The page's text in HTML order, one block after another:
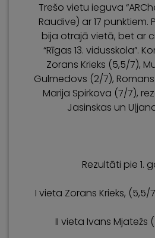
Trešo vietu ieguva
Raudive) ar 17 punktiem.
bija otrajā vietā, bet ar
“Rīgas 13. vidusskola”.
Zorans Krieks (5,5/7),
Gulmedovs (2/7),
Marija Spirkova (7/7),
Jasinskas un
Rezultāti pie 1.
I vieta Zorans Krieks, (5,5/
II vieta Ivans Mjatežs